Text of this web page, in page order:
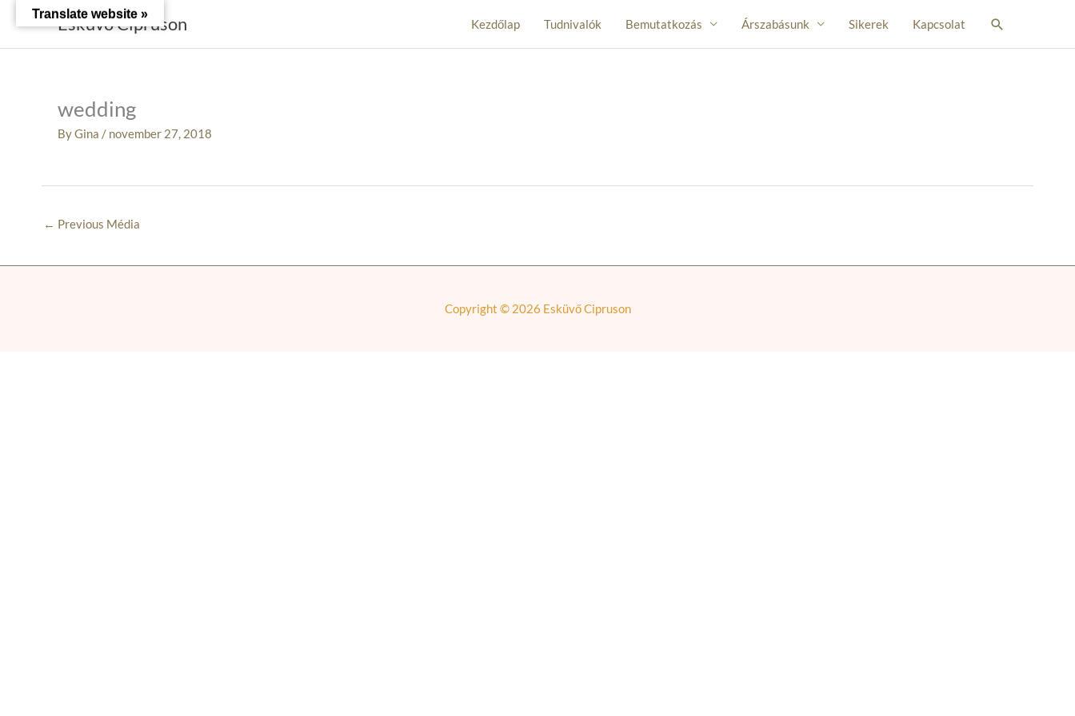
content
Esküvő Cipruson Kezdőlap Tudnivalók Bemutatkozás Árszabásunk Sikerek Kapcsolat Search
wedding
ByGina / november 27, 2018
← Previous Média
Copyright © 2026 Esküvő Cipruson
Translate website »